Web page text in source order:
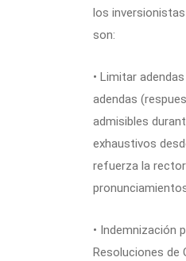
los
son:
• Limitar
adendas
admisibles
exhaustivos
refuerza la
• Indemnización
Resoluciones de